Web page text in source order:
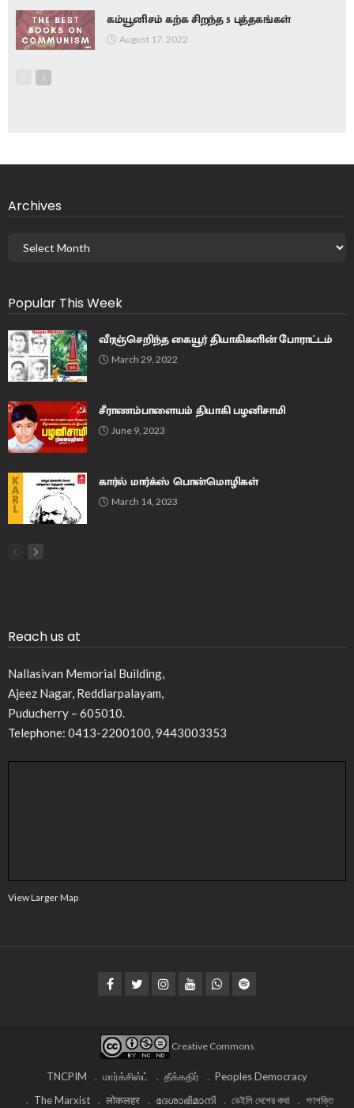
கம்யூனிசம் கற்க சிறந்த 5 புத்தகங்கள்
August 17, 2022
Archives
Popular This Week
வீரஞ்செறிந்த கையூர் தியாகிகளின் போராட்டம்
March 29, 2022
சீராணம்பாளையம் தியாகி பழனிசாமி
June 9, 2023
கார்ல் மார்க்ஸ் பொன்மொழிகள்
March 14, 2023
Reach us at
Nallasivan Memorial Building,
Ajeez Nagar, Reddiarpalayam,
Puducherry – 605010.
Telephone: 0413-2200100, 9443003353
View Larger Map
Creative Commons
TNCPIM மார்க்சிஸ்ட் தீக்கதிர்
Peoples Democracy
The Marxist
लोकलहर ദേശാഭിമാനി ডেইলি দেশের কথা গণশক্তি